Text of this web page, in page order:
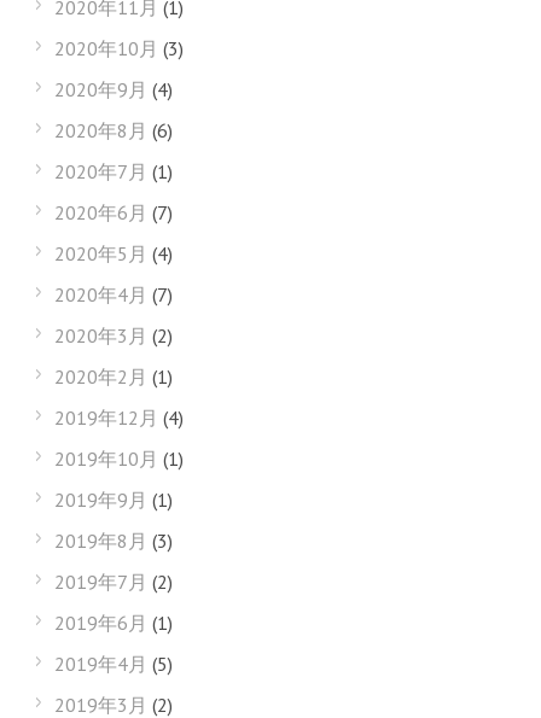
2020年11月 (1)
2020年10月 (3)
2020年9月 (4)
2020年8月 (6)
2020年7月 (1)
2020年6月 (7)
2020年5月 (4)
2020年4月 (7)
2020年3月 (2)
2020年2月 (1)
2019年12月 (4)
2019年10月 (1)
2019年9月 (1)
2019年8月 (3)
2019年7月 (2)
2019年6月 (1)
2019年4月 (5)
2019年3月 (2)